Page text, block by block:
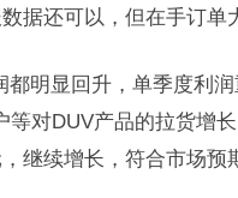
据还可以，但在手订单
明显回升，单季度利
对DUV产品的拉货增
继续增长，符合市场